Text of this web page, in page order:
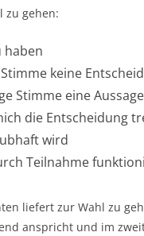
zu gehen:
haben
keine
Stimme eine
die Entscheidung
wird
Teilnahme
liefert zur Wahl zu
anspricht und im